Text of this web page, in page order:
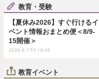
教育・受験
【夏休み2026】すぐ行けるイ
ベント情報おまとめ便＜8/9-
15開催＞
2026.8.7 Fri 19:45
教育イベント